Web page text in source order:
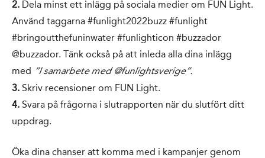
2. Dela minst ett inlägg på sociala medier om FUN Light.
Använd taggarna #funlight2022buzz #funlight
#bringoutthefuninwater #funlighticon #buzzador
@buzzador. Tänk också på att inleda alla dina inlägg
med ”I samarbete med @funlightsverige”.
3. Skriv recensioner om FUN Light.
4. Svara på frågorna i slutrapporten när du slutfört ditt
uppdrag.
Öka dina chanser att komma med i kampanjer genom